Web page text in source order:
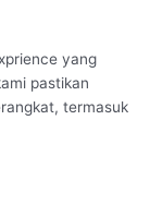
yang
pastikan
termasuk